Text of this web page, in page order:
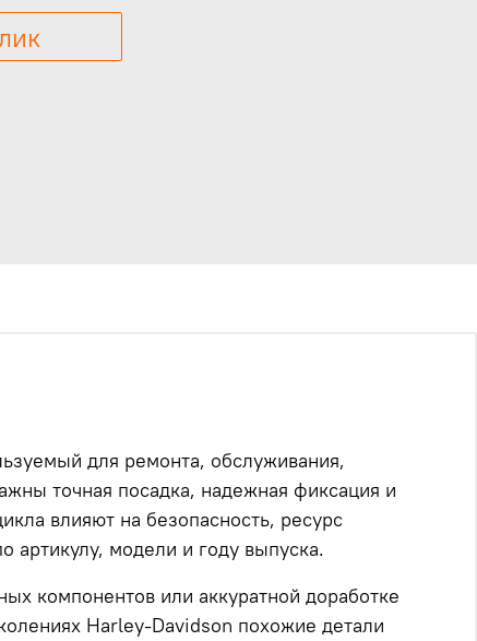
для ремонта, обслуживания,
точная посадка, надежная фиксация и
влияют на безопасность, ресурс
артикулу, модели и году выпуска.
компонентов или аккуратной доработке
Harley-Davidson похожие детали